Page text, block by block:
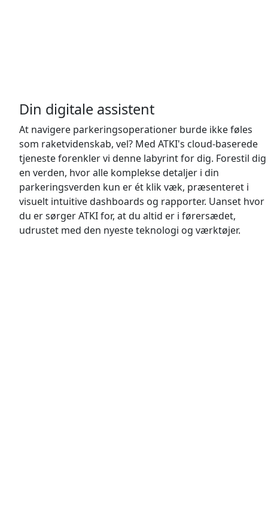
Din digitale assistent
At navigere parkeringsoperationer burde ikke føles
som raketvidenskab, vel? Med ATKI's cloud-baserede
tjeneste forenkler vi denne labyrint for dig. Forestil dig
en verden, hvor alle komplekse detaljer i din
parkeringsverden kun er ét klik væk, præsenteret i
visuelt intuitive dashboards og rapporter. Uanset hvor
du er sørger ATKI for, at du altid er i førersædet,
udrustet med den nyeste teknologi og værktøjer.